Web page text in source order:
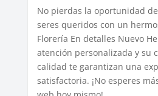
No pierdas la oportunidad
seres queridos con un
Florería En detalles Nuevo
atención personalizada y su
calidad te garantizan una
satisfactoria. ¡No esperes